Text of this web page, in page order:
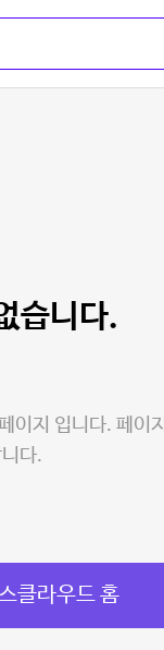
습니다.
이지 입니다. 페이지
다.
클라우드 홈